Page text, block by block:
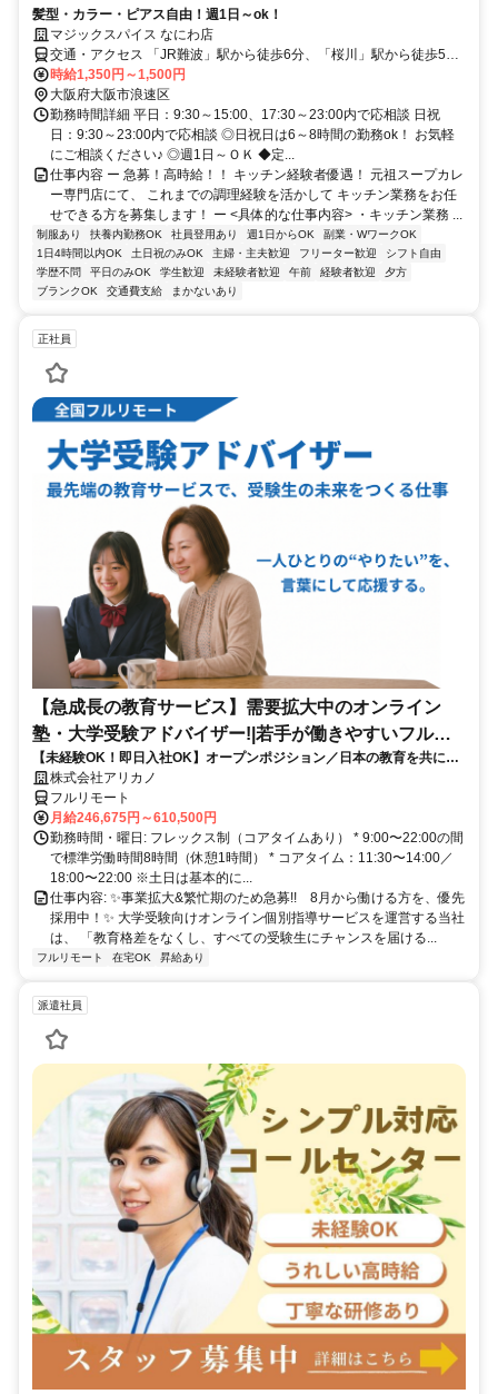
髪型・カラー・ピアス自由！週1日～ok！
マジックスパイス なにわ店
交通・アクセス 「JR難波」駅から徒歩6分、「桜川」駅から徒歩5
分、地下鉄「なんば」駅から徒歩10分
時給1,350円～1,500円
大阪府大阪市浪速区
勤務時間詳細 平日：9:30～15:00、17:30～23:00内で応相談 日祝
日：9:30～23:00内で応相談 ◎日祝日は6～8時間の勤務ok！ お気軽
にご相談ください♪ ◎週1日～ＯＫ ◆定...
仕事内容 ー 急募！高時給！！ キッチン経験者優遇！ 元祖スープカレ
ー専門店にて、 これまでの調理経験を活かして キッチン業務をお任
せできる方を募集します！ ー <具体的な仕事内容> ・キッチン業務 ...
制服あり 扶養内勤務OK 社員登用あり 週1日からOK
副業・WワークOK
1日4時間以内OK
土日祝のみOK 主婦・主夫歓迎 フリーター歓迎
シフト自由
学歴不問
平日のみOK 学生歓迎 未経験者歓迎 午前 経験者歓迎
夕方
ブランクOK
交通費支給 まかないあり
正社員
【急成長の教育サービス】需要拡大中のオンライン
塾・大学受験アドバイザー!|若手が働きやすいフルリ
モート勤務
【未経験OK！即日入社OK】オープンポジション／日本の教育を共に変
える仲間を募集します！
株式会社アリカノ
フルリモート
月給246,675円～610,500円
勤務時間・曜日: フレックス制（コアタイムあり） * 9:00〜22:00の間
で標準労働時間8時間（休憩1時間） * コアタイム：11:30〜14:00／
18:00〜22:00 ※土日は基本的に...
仕事内容: ✨️事業拡大&繁忙期のため急募!! 8月から働ける方を、優先
採用中！✨️ 大学受験向けオンライン個別指導サービスを運営する当社
は、 「教育格差をなくし、すべての受験生にチャンスを届ける...
フルリモート 在宅OK 昇給あり
派遣社員